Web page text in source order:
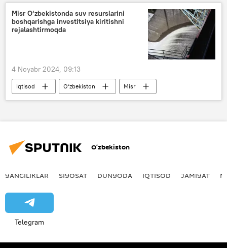
Misr O‘zbekistonda suv resurslarini
boshqarishga investitsiya kiritishni
rejalashtirmoqda
4 Noyabr 2024, 09:13
Iqtisod O‘zbekiston
Misr
investitsiya
Samarqand suv
O‘zbekiston
YANGILIKLAR SIYOSAT DUNYODA IQTISOD JAMIYAT
Telegram